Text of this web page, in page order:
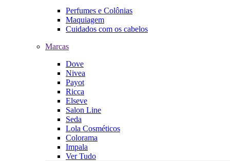
Perfumes e Colônias
Maquiagem
Cuidados com os cabelos
Marcas
Dove
Nivea
Payot
Ricca
Elseve
Salon Line
Seda
Lola Cosméticos
Colorama
Impala
Ver Tudo